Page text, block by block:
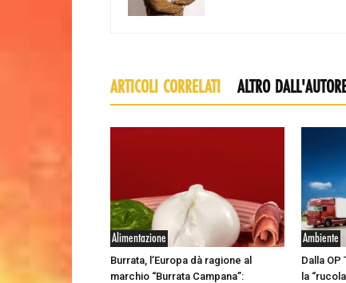
ARTICOLI CORRELATI ALTRO
Alimentazione
Burrata, l’Europa dà ragione al
marchio “Burrata Campana”:
Ambiente
Dalla
la